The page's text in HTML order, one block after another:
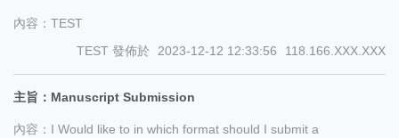
內容：TEST
TEST 發佈於 2023-12-12 12:33:56 118.166.XXX.XXX
主旨：Manuscript Submission
內容：I Would like to in which format should I submit a